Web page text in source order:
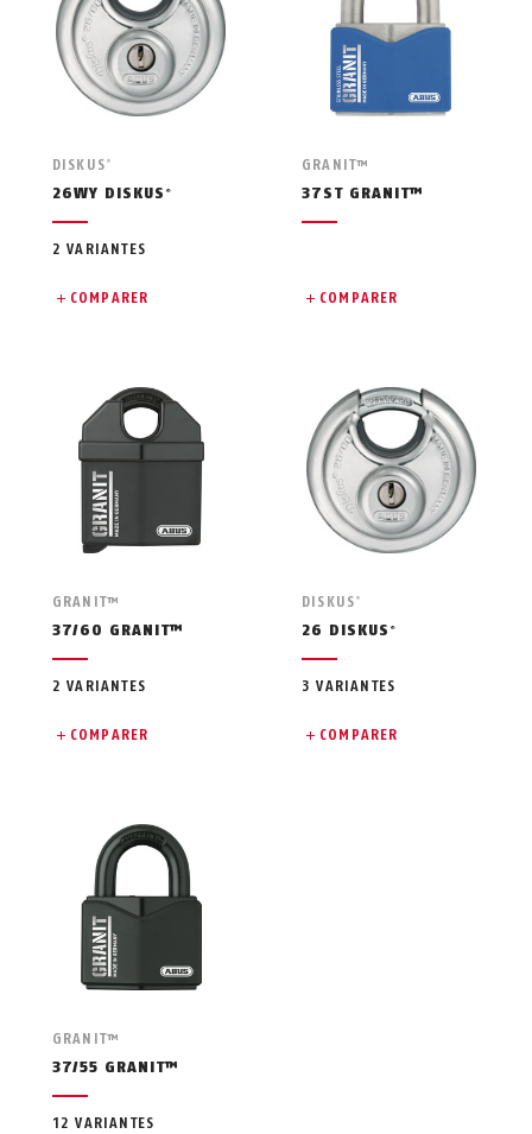
DISKUS ®
26WY DISKUS ®
2 VARIANTES
COMPARER
GRANIT™
37ST GRANIT™
COMPARER
GRANIT™
37/60 GRANIT™
2 VARIANTES
COMPARER
DISKUS ®
26 DISKUS ®
3 VARIANTES
COMPARER
GRANIT™
37/55 GRANIT™
12 VARIANTES